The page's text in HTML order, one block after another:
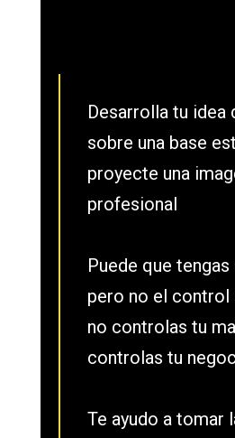
Desarrolla tu idea
sobre una base
proyecte una
profesional
Puede que tengas
pero no el control
no controlas tu
controlas tu
Te ayudo a tomar